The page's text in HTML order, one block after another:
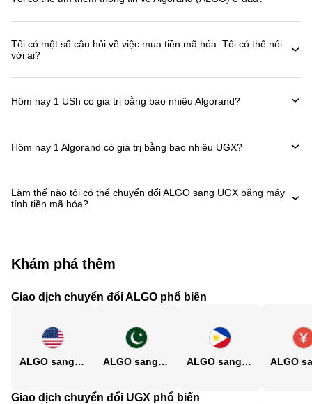
Tôi có một số câu hỏi về việc mua tiền mã hóa. Tôi có thể nói
với ai?
Hôm nay 1 USh có giá trị bằng bao nhiêu Algorand?
Hôm nay 1 Algorand có giá trị bằng bao nhiêu UGX?
Làm thế nào tôi có thể chuyển đổi ALGO sang UGX bằng máy
tính tiền mã hóa?
Khám phá thêm
Giao dịch chuyển đổi ALGO phổ biến
ALGO sang USD ALGO sang PKR ALGO sang PHP
Giao dịch chuyển đổi UGX phổ biến